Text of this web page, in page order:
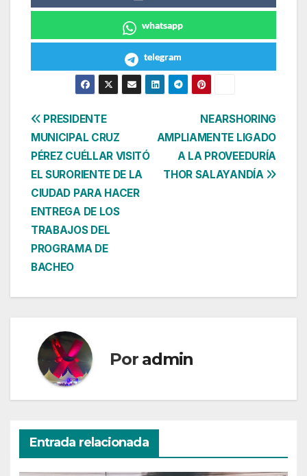
whatsapp
telegram
Navegación
de
entradas
NEARSHORING
AMPLIAMENTE LIGADO
A LA PROVEEDURÍA
THOR SALAYANDÍA
PRESIDENTE
MUNICIPAL CRUZ
PÉREZ CUÉLLAR VISITÓ
EL SURORIENTE DE LA
CIUDAD PARA HACER
ENTREGA DE LOS
TRABAJOS DEL
PROGRAMA DE
BACHEO
Por admin
Entrada relacionada